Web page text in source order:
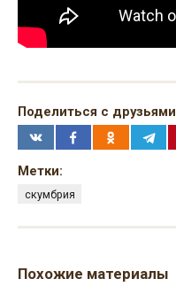
Поделиться с друзьями
Метки:
скумбрия
Похожие материалы